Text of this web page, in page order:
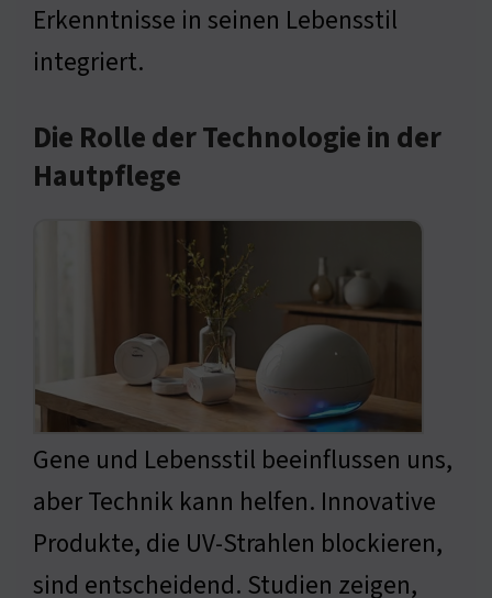
Erkenntnisse in seinen Lebensstil
integriert.
Die Rolle der Technologie in der
Hautpflege
Gene und Lebensstil beeinflussen uns,
aber Technik kann helfen. Innovative
Produkte, die UV-Strahlen blockieren,
sind entscheidend. Studien zeigen,